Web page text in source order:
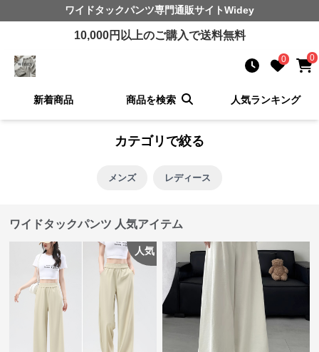
ワイドタックパンツ専門通販サイトWidey
10,000円以上のご購入で送料無料
0 0
新着商品 商品を検索 人気ランキング
カテゴリで絞る
メンズ レディース
ワイドタックパンツ 人気アイテム
人気